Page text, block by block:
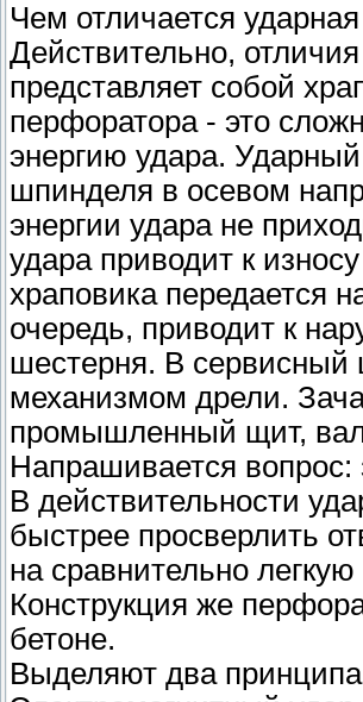
Чем отличается
Действительно,
представляет собой
перфоратора - это
энергию удара.
шпинделя в осевом
энергии удара не
удара приводит к
храповика передается
очередь, приводит к
шестерня. В сервисный
механизмом дрели.
промышленный щит,
Напрашивается
В действительности
быстрее просверлить
на сравнительно
Конструкция же
бетоне.
Выделяют два принципа